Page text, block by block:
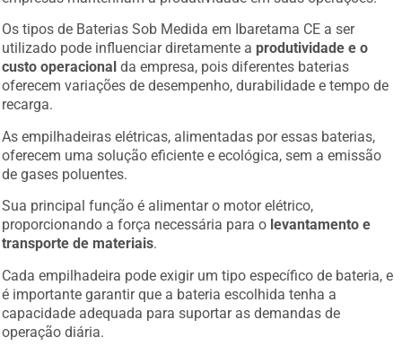
Os tipos de Baterias Sob Medida em Ibaretama CE a ser
utilizado pode influenciar diretamente a produtividade e o
custo operacional da empresa, pois diferentes baterias
oferecem variações de desempenho, durabilidade e tempo de
recarga.
As empilhadeiras elétricas, alimentadas por essas baterias,
oferecem uma solução eficiente e ecológica, sem a emissão
de gases poluentes.
Sua principal função é alimentar o motor elétrico,
proporcionando a força necessária para o levantamento e
transporte de materiais
Cada empilhadeira pode exigir um tipo específico de bateria, e
é importante garantir que a bateria escolhida tenha a
capacidade adequada para suportar as demandas de
operação diária.